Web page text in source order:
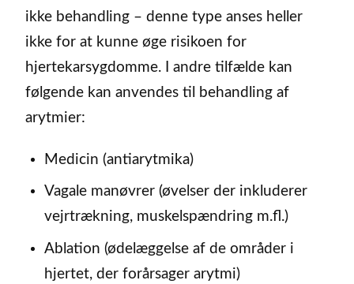
ikke behandling – denne type anses heller
ikke for at kunne øge risikoen for
hjertekarsygdomme. I andre tilfælde kan
følgende kan anvendes til behandling af
arytmier:
Medicin (antiarytmika)
Vagale manøvrer (øvelser der inkluderer
vejrtrækning, muskelspændring m.fl.)
Ablation (ødelæggelse af de områder i
hjertet, der forårsager arytmi)